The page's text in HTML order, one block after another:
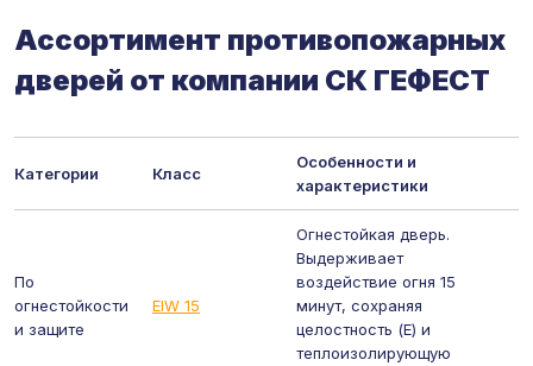
Ассортимент противопожарных
дверей от компании СК ГЕФЕСТ
Категории Класс
Особенности и
характеристики
По
огнестойкости
и защите
EIW 15
Огнестойкая дверь.
Выдерживает
воздействие огня 15
минут, сохраняя
целостность (E) и
теплоизолирующую